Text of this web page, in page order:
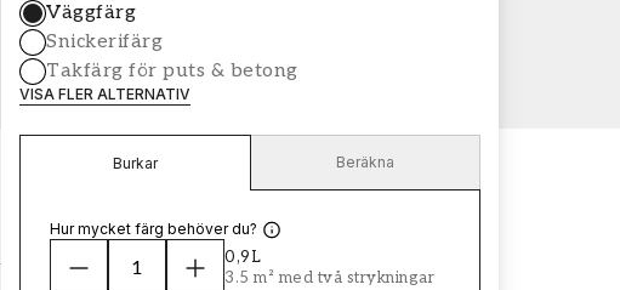
Väggfärg
Snickerifärg
Takfärg för puts & betong
VISA FLER ALTERNATIV
Burkar Beräkna
Hur mycket färg behöver du?
0,9L
3.5 m² med två strykningar